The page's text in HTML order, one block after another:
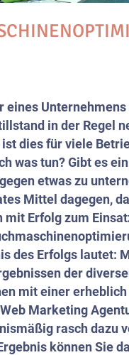
eines
in der Regel
ist dies für viele
was tun? Gibt es
etwas zu
Mittel dagegen,
mit Erfolg zum
des Erfolgs lautet:
der
mit einer
Marketing
rasch dazu
können Sie